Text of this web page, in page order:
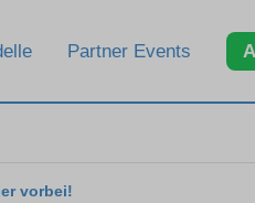
Partner Events
vorbei!